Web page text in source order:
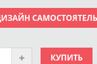
КУПИТЬ